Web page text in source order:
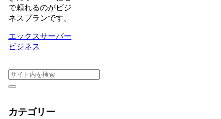
で頼れるのがビジ
ネスプランです。
エックスサーバー
ビジネス
カテゴリー